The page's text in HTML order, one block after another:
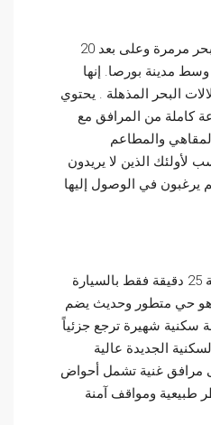
تقع جيمليك على ساحل بحر مرمرة وعلى بعد 20
مدينة بورصا. إنها
البحر المذهلة . يحتوي
كاملة من المرافق مع
والمطاعم
لأولئك الذين لا يريدون
يرغبون في الوصول إليها
يبعد فندق كيستال مسافة 25 دقيقة فقط بالسيارة
حي متطور وحديث يضم
سكنية شهيرة ترجع جزئياً
الجديدة عالية
مرافق غنية تشمل أحواض
طبيعية ومواقف آمنة